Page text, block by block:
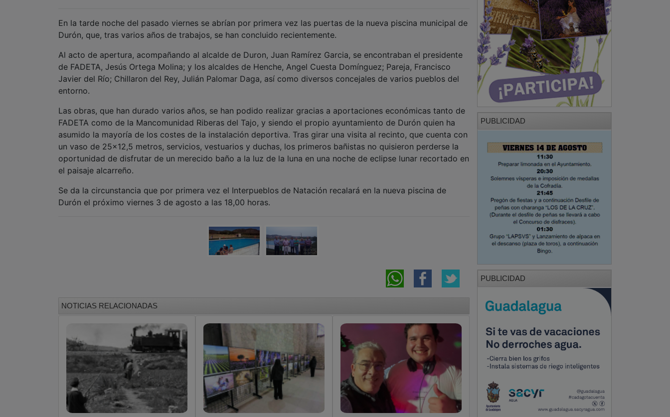
En la tarde noche del pasado viernes se abrían por primera vez las puertas de la nueva piscina municipal de
Durón, que, tras varios años de trabajos, se han concluido recientemente.
Al acto de apertura, acompañando al alcalde de Duron, Juan Ramírez Garcia, se encontraban el presidente
de FADETA, Jesús Ortega Molina; y los alcaldes de Henche, Angel Cuesta Domínguez; Pareja, Francisco
Javier del Río; Chillaron del Rey, Julián Palomar Daga, así como diversos concejales de varios pueblos del
entorno.
Las obras, que han durado varios años, se han podido realizar gracias a aportaciones económicas tanto de
FADETA como de la Mancomunidad Riberas del Tajo, y siendo el propio ayuntamiento de Durón quien ha
asumido la mayoría de los costes de la instalación deportiva. Tras girar una visita al recinto, que cuenta con
un vaso de 25x12,5 metros, servicios, vestuarios y duchas, los primeros bañistas no quisieron perderse la
oportunidad de disfrutar de un merecido baño a la luz de la luna en una noche de eclipse lunar recortado en
el paisaje alcarreño.
Se da la circunstancia que por primera vez el Interpueblos de Natación recalará en la nueva piscina de
Durón el próximo viernes 3 de agosto a las 18,00 horas.
NOTICIAS RELACIONADAS
PUBLICIDAD
PUBLICIDAD